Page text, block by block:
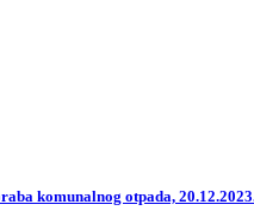
komunalnog otpada,